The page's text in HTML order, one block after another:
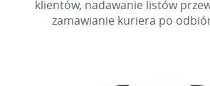
klientów, nadawanie listów
zamawianie kuriera po